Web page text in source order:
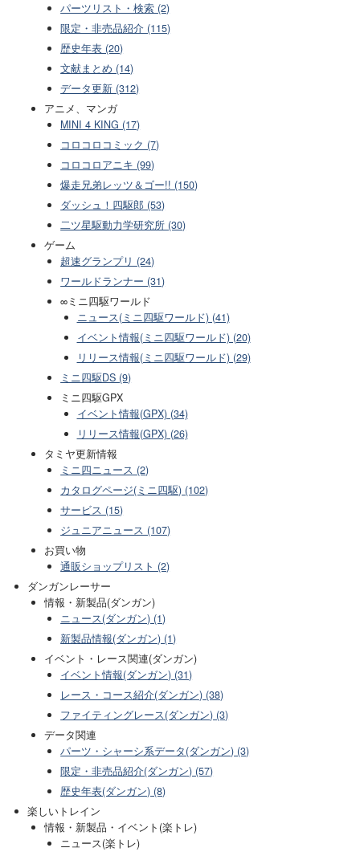
パーツリスト・検索 (2)
限定・非売品紹介 (115)
歴史年表 (20)
文献まとめ (14)
データ更新 (312)
アニメ、マンガ
MINI 4 KING (17)
コロコロコミック (7)
コロコロアニキ (99)
爆走兄弟レッツ＆ゴー!! (150)
ダッシュ！四駆郎 (53)
二ツ星駆動力学研究所 (30)
ゲーム
超速グランプリ (24)
ワールドランナー (31)
∞ミニ四駆ワールド
ニュース(ミニ四駆ワールド) (41)
イベント情報(ミニ四駆ワールド) (20)
リリース情報(ミニ四駆ワールド) (29)
ミニ四駆DS (9)
ミニ四駆GPX
イベント情報(GPX) (34)
リリース情報(GPX) (26)
タミヤ更新情報
ミニ四ニュース (2)
カタログページ(ミニ四駆) (102)
サービス (15)
ジュニアニュース (107)
お買い物
通販ショップリスト (2)
ダンガンレーサー
情報・新製品(ダンガン)
ニュース(ダンガン) (1)
新製品情報(ダンガン) (1)
イベント・レース関連(ダンガン)
イベント情報(ダンガン) (31)
レース・コース紹介(ダンガン) (38)
ファイティングレース(ダンガン) (3)
データ関連
パーツ・シャーシ系データ(ダンガン) (3)
限定・非売品紹介(ダンガン) (57)
歴史年表(ダンガン) (8)
楽しいトレイン
情報・新製品・イベント(楽トレ)
ニュース(楽トレ)